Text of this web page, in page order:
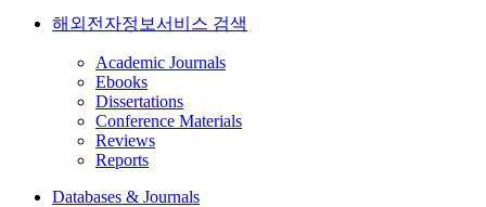
해외전자정보서비스 검색
Academic Journals
Ebooks
Dissertations
Conference Materials
Reviews
Reports
Databases & Journals